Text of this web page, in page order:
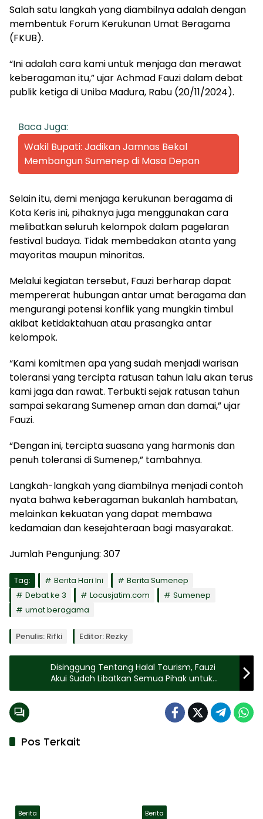
Salah satu langkah yang diambilnya adalah dengan
membentuk Forum Kerukunan Umat Beragama
(FKUB).
“Ini adalah cara kami untuk menjaga dan merawat
keberagaman itu,” ujar Achmad Fauzi dalam debat
publik ketiga di Uniba Madura, Rabu (20/11/2024).
Baca Juga:
Wakil Bupati: Jadikan Jamnas Bekal
Membangun Sumenep di Masa Depan
Selain itu, demi menjaga kerukunan beragama di
Kota Keris ini, pihaknya juga menggunakan cara
melibatkan seluruh kelompok dalam pagelaran
festival budaya. Tidak membedakan atanta yang
mayoritas maupun minoritas.
Melalui kegiatan tersebut, Fauzi berharap dapat
mempererat hubungan antar umat beragama dan
mengurangi potensi konflik yang mungkin timbul
akibat ketidaktahuan atau prasangka antar
kelompok.
“Kami komitmen apa yang sudah menjadi warisan
toleransi yang tercipta ratusan tahun lalu akan terus
kami jaga dan rawat. Terbukti sejak ratusan tahun
sampai sekarang Sumenep aman dan damai,” ujar
Fauzi.
“Dengan ini, tercipta suasana yang harmonis dan
penuh toleransi di Sumenep,” tambahnya.
Langkah-langkah yang diambilnya menjadi contoh
nyata bahwa keberagaman bukanlah hambatan,
melainkan kekuatan yang dapat membawa
kedamaian dan kesejahteraan bagi masyarakat.
Jumlah Pengunjung: 307
Tag: Berita Hari Ini
Berita Sumenep
Debat ke 3
Locusjatim.com
Sumenep
umat beragama
Penulis: Rifki Editor: Rezky
Disinggung Tentang Halal Tourism, Fauzi
Akui Sudah Libatkan Semua Pihak untuk
Dorong Pariwisata di Sumenep
Pos Terkait
Berita Berita